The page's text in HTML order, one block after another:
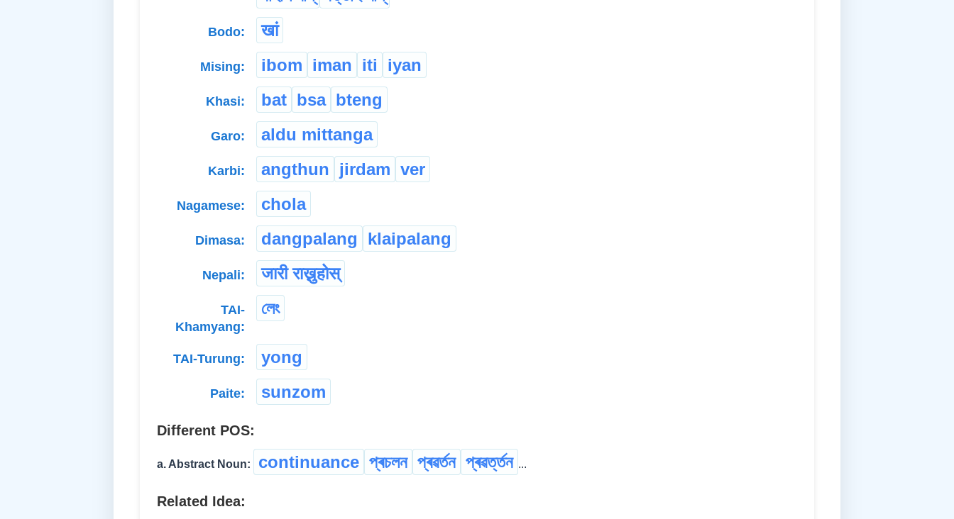
Bodo: खां
Mising: ibom iman iti iyan
Khasi: bat bsa bteng
Garo: aldu mittanga
Karbi: angthun jirdam ver
Nagamese: chola
Dimasa: dangpalang klaipalang
Nepali: जारी राख्नुहोस्
TAI-
Khamyang:
লেং
TAI-Turung: yong
Paite: sunzom
Different POS:
a. Abstract Noun: continuance প্ৰচলন প্ৰৱৰ্তন প্ৰৱৰ্ত্তন ...
Related Idea: